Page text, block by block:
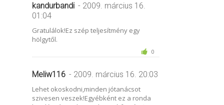
kandurbandi - 2009. március 16.
01:04
Gratulálok!Ez szép teljesítmény egy
hölgytől.
0
Meliw116 - 2009. március 16. 20:03
Lehet okoskodni,minden jótanácsot
szivesen veszek!Egyébként ez a ronda